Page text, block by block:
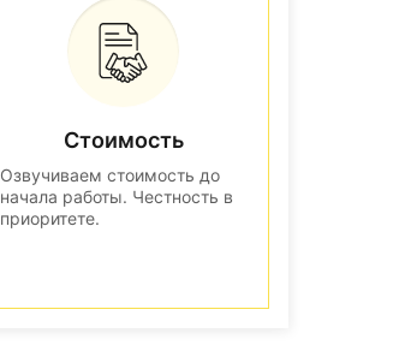
Стоимость
Озвучиваем стоимость до
начала работы. Честность в
приоритете.